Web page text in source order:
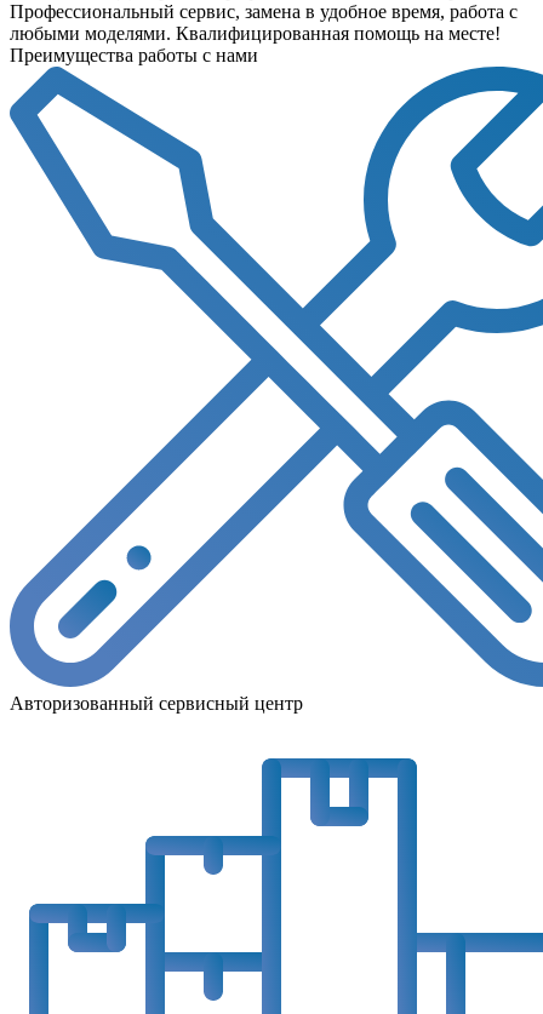
Профессиональный сервис, замена в удобное время, работа с
любыми моделями. Квалифицированная помощь на месте!
Преимущества работы с нами
Авторизованный сервисный центр